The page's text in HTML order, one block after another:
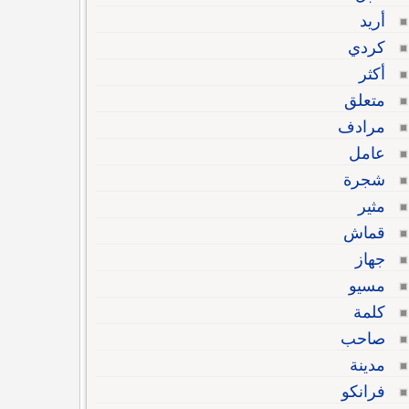
أريد
كردي
أكثر
متعلق
مرادف
عامل
شجرة
مثير
قماش
جهاز
مسيو
كلمة
صاحب
مدينة
فرانكو